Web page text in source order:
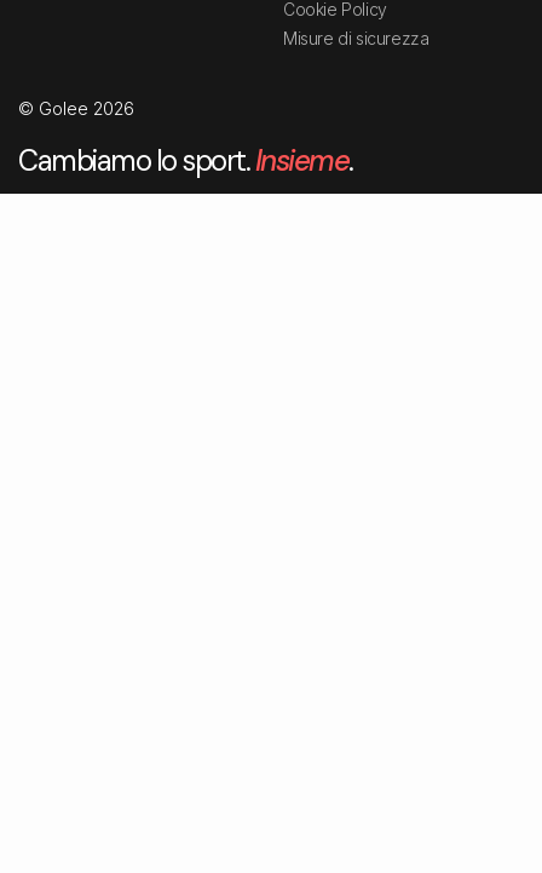
Cookie Policy
Misure di sicurezza
© Golee 2026
Cambiamo lo sport.Insieme.